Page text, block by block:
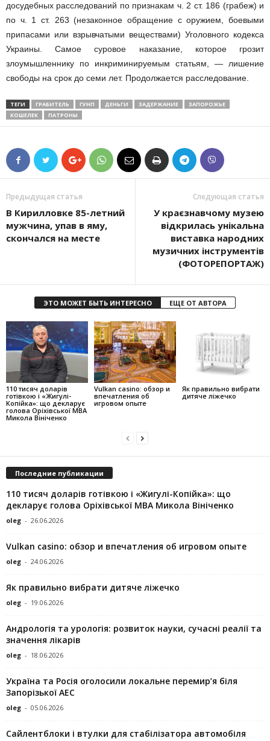
досудебных расследований по признакам ч. 2 ст. 186 (грабеж) и
по ч. 1 ст. 263 (незаконное обращение с оружием, боевыми
припасами или взрывчатыми веществами) Уголовного кодекса
Украины. Самое суровое наказание, которое грозит
злоумышленнику по инкриминируемым статьям, — лишение
свободы на срок до семи лет. Продолжается расследование.
ТЕГИ ГРАБИТЕЛЬ ГУНП ДЕНЬГИ ЗАДЕРЖАНИЕ
ЗАПОРОЖЬЕ
КОШЕЛЕК
ПАТРОНЫ
Предыдущая статья
В Кирилловке 85-летний
мужчина, упав в яму,
скончался на месте
Следующая статья
У краєзнавчому музею
відкрилась унікальна
виставка народних
музичних інструментів
(ФОТОРЕПОРТАЖ)
ЭТО МОЖЕТ БЫТЬ ИНТЕРЕСНО ЕЩЕ ОТ АВТОРА
110 тисяч доларів
готівкою і «Жигулі-
Копійка»: що декларує
голова Оріхівської МВА
Микола Вініченко
Vulkan casino: обзор и
впечатления об
игровом опыте
Як правильно вибрати
дитяче ліжечко
Последние публикации
110 тисяч доларів готівкою і «Жигулі-Копійка»: що
декларує голова Оріхівської МВА Микола Вініченко
oleg - 26.06.2026
Vulkan casino: обзор и впечатления об игровом опыте
oleg - 24.06.2026
Як правильно вибрати дитяче ліжечко
oleg - 19.06.2026
Андрологія та урологія: розвиток науки, сучасні реалії та
значення лікарів
oleg - 18.06.2026
Україна та Росія оголосили локальне перемир’я біля
Запорізької АЕС
oleg - 05.06.2026
Сайлентблоки і втулки для стабілізатора автомобіля